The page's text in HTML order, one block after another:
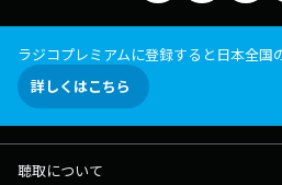
ラジコプレミアムに登録すると日本全国
詳しくはこちら
聴取について